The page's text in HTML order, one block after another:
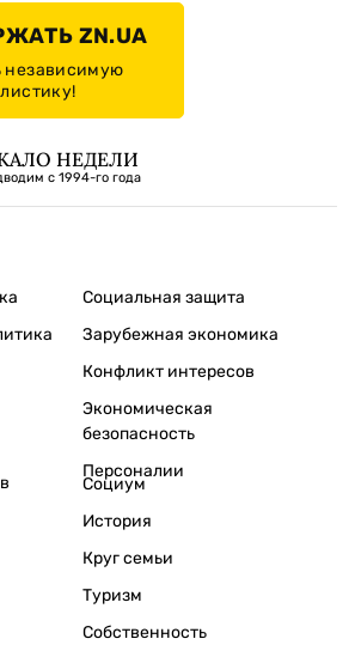
ZN.UA
независимую
НЕДЕЛИ
с 1994-го года
Социальная защита
Зарубежная экономика
Конфликт интересов
Экономическая
безопасность
Персоналии
Социум
История
Круг семьи
Туризм
Собственность